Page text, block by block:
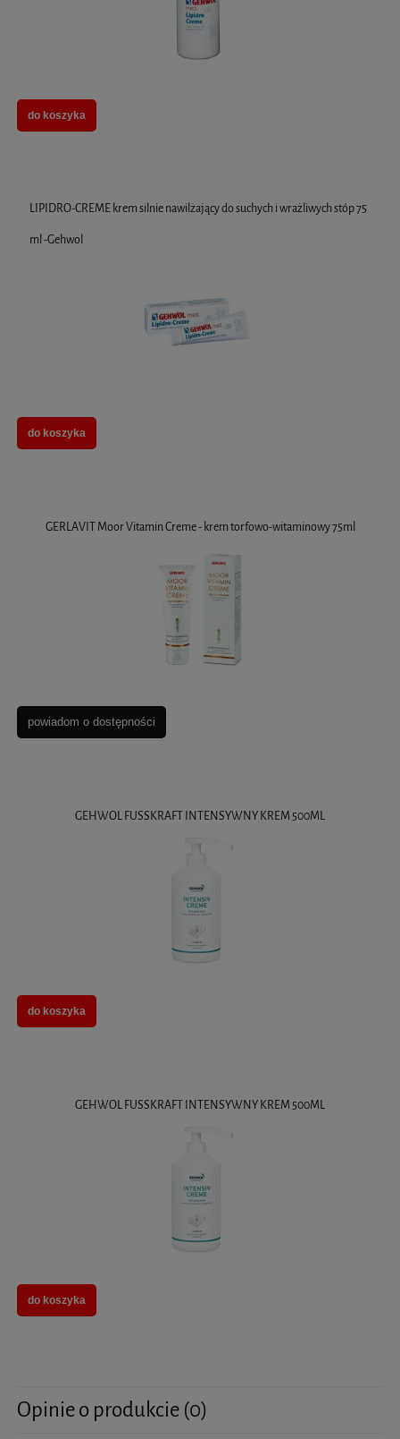
do koszyka
LIPIDRO-CREME krem silnie nawilżający do suchych i wrażliwych stóp 75
ml -Gehwol
do koszyka
GERLAVIT Moor Vitamin Creme - krem torfowo-witaminowy 75ml
powiadom o dostępności
GEHWOL FUSSKRAFT INTENSYWNY KREM 500ML
do koszyka
GEHWOL FUSSKRAFT INTENSYWNY KREM 500ML
do koszyka
Opinie o produkcie (0)